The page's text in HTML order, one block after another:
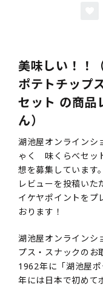
美味しい！！
ポテトチップ
セット の商品
ん）
湖池屋オンラインシ
ゃく 味くらべセッ
想を募集しています。
レビューを投稿いた
イケヤポイントをプ
おります！
湖池屋オンラインシ
プス・スナックのお
1962年に「湖池屋
年には日本で初めて